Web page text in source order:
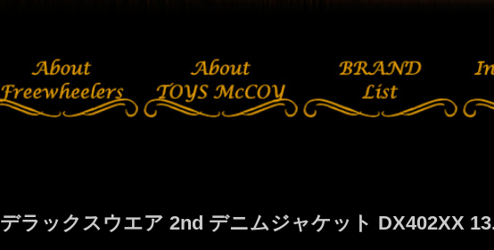
デラックスウエア 2nd デニムジャケット DX402XX